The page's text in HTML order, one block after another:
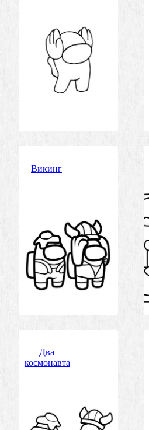
Викинг
Два
космонавта